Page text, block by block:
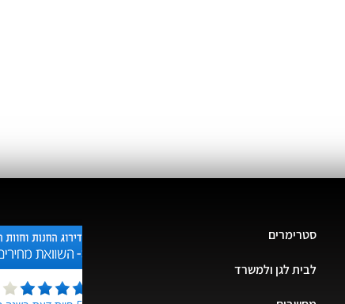
סטרימרים
לבית לגן ולמשרד